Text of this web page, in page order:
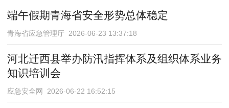
端午假期青海省安全形势总体稳定
青海省应急管理厅 2026-06-23 13:37:18
河北迁西县举办防汛指挥体系及组织体系业务
知识培训会
应急安全网 2026-06-22 16:52:15